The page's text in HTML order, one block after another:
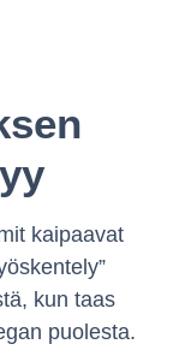
kaipaavat
kun taas
puolesta.